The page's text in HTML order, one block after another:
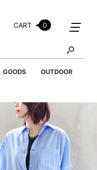
CART 0
GOODS OUTDOOR